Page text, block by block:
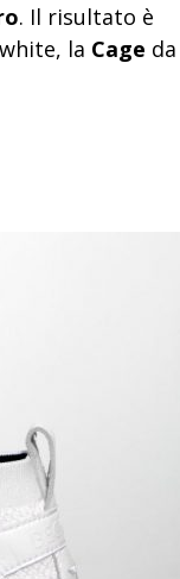
. Il risultato è
la Cage da